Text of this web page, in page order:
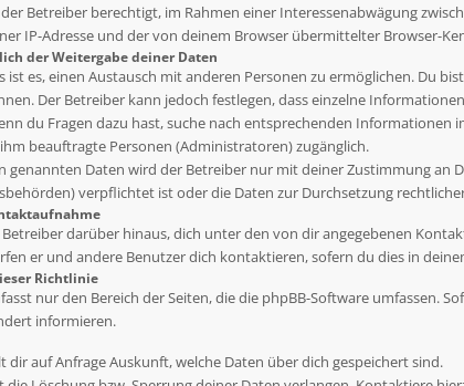
Betreiber berechtigt, im Rahmen einer Interessenabwägung
IP-Adresse und der von deinem Browser übermittelter Browser-
der Weitergabe deiner Daten
ist es, einen Austausch mit anderen Personen zu ermöglichen. Du
Der Betreiber kann jedoch festlegen, dass einzelne
du Fragen dazu hast, suche nach entsprechenden
beauftragte Personen (Administratoren) zugänglich.
genannten Daten wird der Betreiber nur mit deiner Zustimmung an
verpflichtet ist oder die Daten zur Durchsetzung
darüber hinaus, dich unter den von dir angegebenen
er und andere Benutzer dich kontaktieren, sofern du dies in
Richtlinie
nur den Bereich der Seiten, die die phpBB-Software umfassen.
informieren.
dir auf Anfrage Auskunft, welche Daten über dich gespeichert sind.